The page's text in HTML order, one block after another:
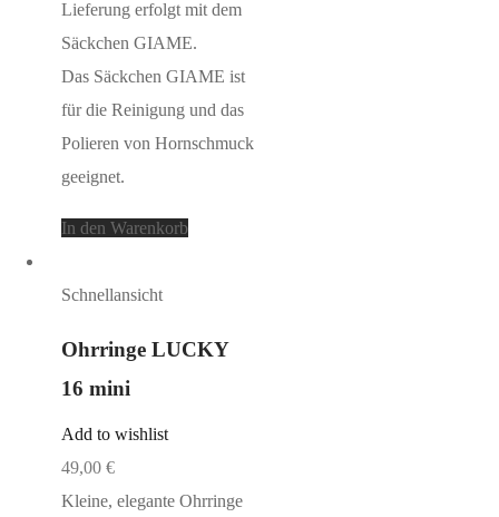
Lieferung erfolgt mit dem
Säckchen GIAME.
Das Säckchen GIAME ist
für die Reinigung und das
Polieren von Hornschmuck
geeignet.
In den Warenkorb
Schnellansicht
Ohrringe LUCKY
16 mini
Add to wishlist
49,00 €
Kleine, elegante Ohrringe